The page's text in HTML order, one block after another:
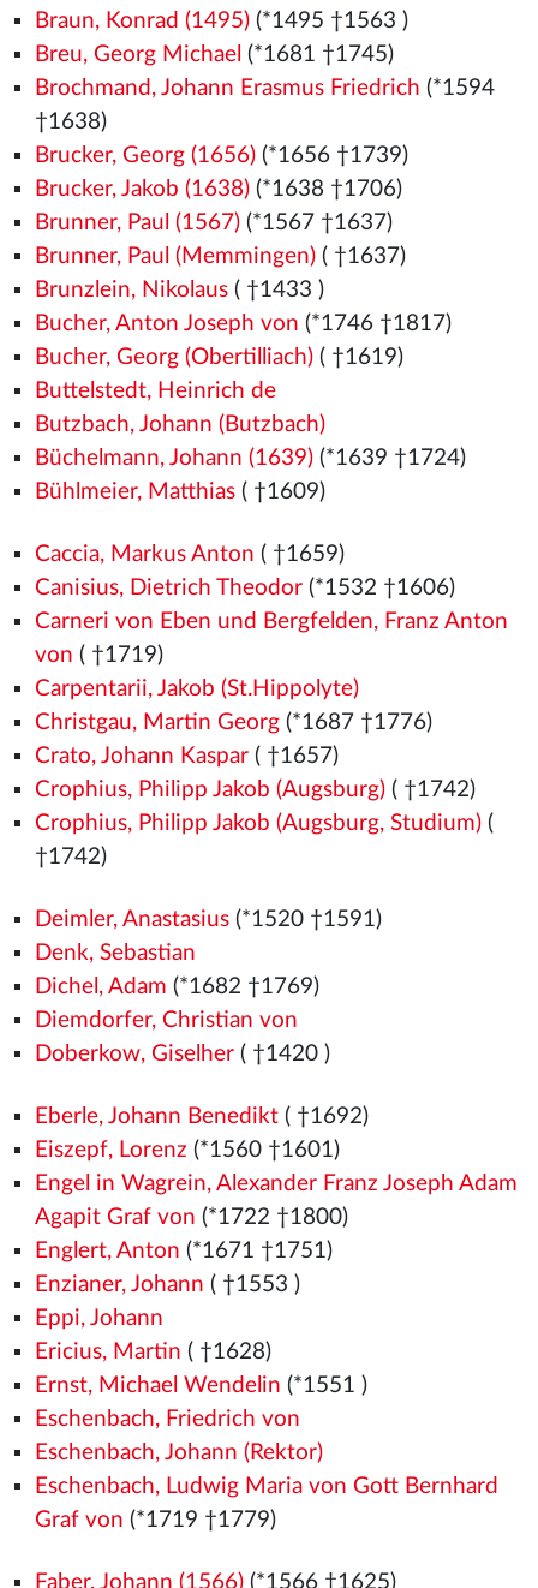
Braun, Konrad (1495)(*1495 †1563 )
Breu, Georg Michael (*1681 †1745)
Brochmand, Johann Erasmus Friedrich (*1594
†1638)
Brucker, Georg (1656)(*1656 †1739)
Brucker, Jakob (1638)(*1638 †1706)
Brunner, Paul (1567)(*1567 †1637)
Brunner, Paul (Memmingen)( †1637)
Brunzlein, Nikolaus( †1433 )
Bucher, Anton Joseph von (*1746 †1817)
Bucher, Georg (Obertilliach)( †1619)
Buttelstedt, Heinrich de
Butzbach, Johann (Butzbach)
Büchelmann, Johann (1639)(*1639 †1724)
Bühlmeier, Matthias( †1609)
Caccia, Markus Anton ( †1659)
Canisius, Dietrich Theodor(*1532 †1606)
Carneri von Eben und Bergfelden, Franz Anton
von ( †1719)
Carpentarii, Jakob (St.Hippolyte)
Christgau, Martin Georg(*1687 †1776)
Crato, Johann Kaspar( †1657)
Crophius, Philipp Jakob (Augsburg)( †1742)
Crophius, Philipp Jakob (Augsburg, Studium)(
†1742)
Deimler, Anastasius(*1520 †1591)
Denk, Sebastian
Dichel, Adam (*1682 †1769)
Diemdorfer, Christian von
Doberkow, Giselher( †1420 )
Eberle, Johann Benedikt( †1692)
Eiszepf, Lorenz (*1560 †1601)
Engel in Wagrein, Alexander Franz Joseph Adam
Agapit Graf von (*1722 †1800)
Englert, Anton (*1671 †1751)
Enzianer, Johann ( †1553 )
Eppi, Johann
Ericius, Martin ( †1628)
Ernst, Michael Wendelin (*1551 )
Eschenbach, Friedrich von
Eschenbach, Johann (Rektor)
Eschenbach, Ludwig Maria von Gott Bernhard
Graf von (*1719 †1779)
Faber, Johann (1566)(*1566 †1625)